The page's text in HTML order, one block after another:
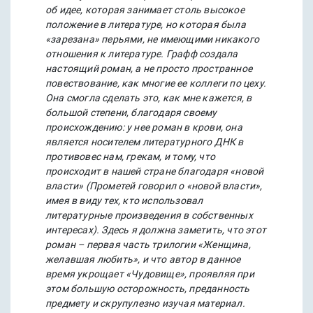
об идее, которая занимает столь высокое
положение в литературе, но которая была
«зарезана» перьями, не имеющими никакого
отношения к литературе. Графф создала
настоящий роман, а не просто пространное
повествование, как многие ее коллеги по цеху.
Она смогла сделать это, как мне кажется, в
большой степени, благодаря своему
происхождению: у нее роман в крови, она
является носителем литературного ДНК в
противовес нам, грекам, и тому, что
происходит в нашей стране благодаря «новой
власти» (Прометей говорил о «новой власти»,
имея в виду тех, кто использовал
литературные произведения в собственных
интересах). Здесь я должна заметить, что этот
роман – первая часть трилогии «Женщина,
желавшая любить», и что автор в данное
время укрощает «Чудовище», проявляя при
этом большую осторожность, преданность
предмету и скрупулезно изучая материал.